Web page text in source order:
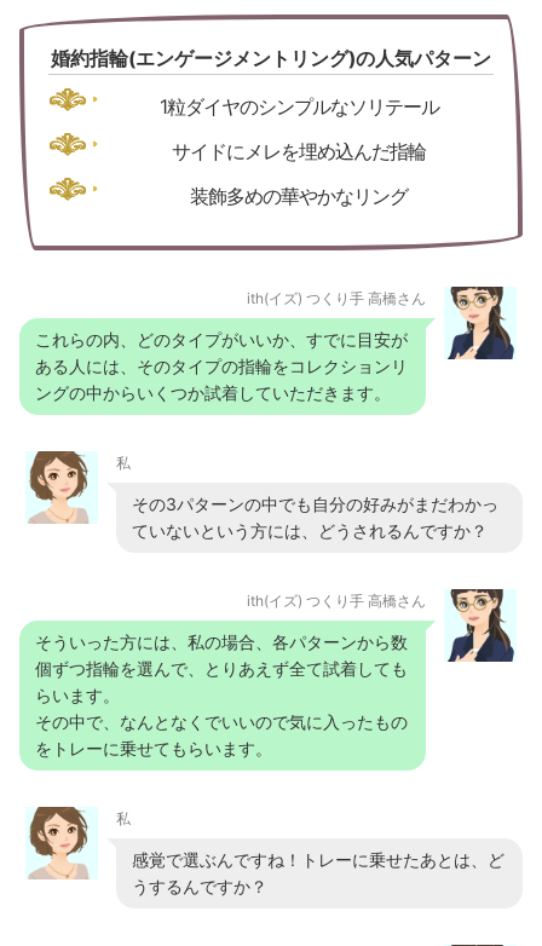
婚約指輪(エンゲージメントリング)の人気パターン
1粒ダイヤのシンプルなソリテール
サイドにメレを埋め込んだ指輪
装飾多めの華やかなリング
ith(イズ) つくり手 高橋さん
これらの内、どのタイプがいいか、すでに目安が
ある人には、そのタイプの指輪をコレクションリ
ングの中からいくつか試着していただきます。
私
その3パターンの中でも自分の好みがまだわかっ
ていないという方には、どうされるんですか？
ith(イズ) つくり手 高橋さん
そういった方には、私の場合、各パターンから数
個ずつ指輪を選んで、とりあえず全て試着しても
らいます。
その中で、なんとなくでいいので気に入ったもの
をトレーに乗せてもらいます。
私
感覚で選ぶんですね！トレーに乗せたあとは、ど
うするんですか？